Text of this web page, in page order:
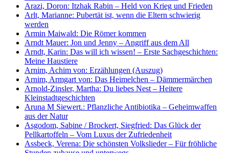
Arazi, Doron: Itzhak Rabin – Held von Krieg und Frieden
Arlt, Marianne: Pubertät ist, wenn die Eltern schwierig
werden
Armin Maiwald: Die Römer kommen
Arndt Mauer: Jon und Jenny – Angriff aus dem All
Arndt, Karin: Das will ich wissen! – Erste Sachgeschichten:
Meine Haustiere
Arnim, Achim von: Erzählungen (Auszug)
Arnim, Armgart von: Das Heimelchen – Dämmermärchen
Arnold-Zinsler, Martha: Du liebes Nest – Heitere
Kleinstadtgeschichten
Aruna M Siewert.: Pflanzliche Antibiotika – Geheimwaffen
aus der Natur
Asgodom, Sabine / Brockert, Siegfried: Das Glück der
Pellkartoffeln – Vom Luxus der Zufriedenheit
Assbeck, Verena: Die schönsten Volkslieder – Für fröhliche